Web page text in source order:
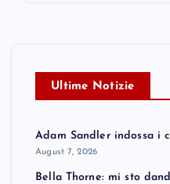
Ultime Notizie
Adam Sandler indossa i
August 7, 2026
Bella Thorne: mi sto